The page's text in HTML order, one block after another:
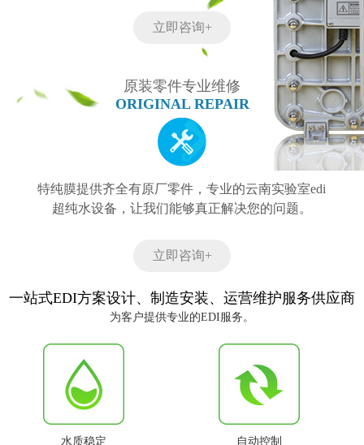
立即咨询+
原装零件专业维修
ORIGINAL REPAIR
特纯膜提供齐全有原厂零件，专业的云南实验室edi
超纯水设备，让我们能够真正解决您的问题。
立即咨询+
一站式EDI方案设计、制造安装、运营维护服务供应商
为客户提供专业的EDI服务。
水质稳定 自动控制